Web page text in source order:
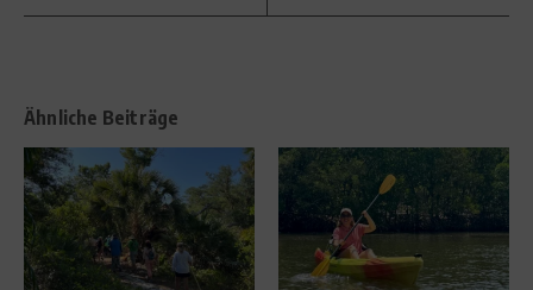
Ähnliche Beiträge